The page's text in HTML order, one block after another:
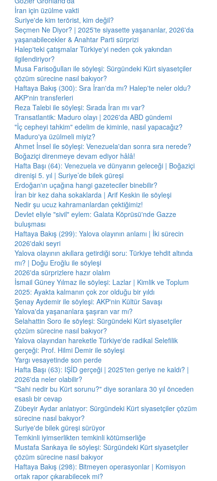
İran için üzülme vakti
Suriye'de kim terörist, kim değil?
Seçmen Ne Diyor? | 2025'te siyasette yaşananlar, 2026'da
yaşanabilecekler & Anahtar Parti sürprizi
Halep'teki çatışmalar Türkiye'yi neden çok yakından
ilgilendiriyor?
Musa Farisoğulları ile söyleşi: Sürgündeki Kürt siyasetçiler
çözüm sürecine nasıl bakıyor?
Haftaya Bakış (300): Sıra İran'da mı? Halep'te neler oldu?
AKP'nin transferleri
Reza Talebi ile söyleşi: Sırada İran mı var?
Transatlantik: Maduro olayı | 2026'da ABD gündemi
"İç cepheyi tahkim" edelim de kiminle, nasıl yapacağız?
Maduro'ya üzülmeli miyiz?
Ahmet İnsel ile söyleşi: Venezuela'dan sonra sıra nerede?
Boğaziçi direnmeye devam ediyor hâlâ!
Hafta Başı (64): Venezuela ve dünyanın geleceği | Boğaziçi
direnişi 5. yıl | Suriye’de bilek güreşi
Erdoğan'ın uçağına hangi gazeteciler binebilir?
İran bir kez daha sokaklarda | Arif Keskin ile söyleşi
Nedir şu ucuz kahramanlardan çektiğimiz!
Devlet eliyle "sivil" eylem: Galata Köprüsü'nde Gazze
buluşması
Haftaya Bakış (299): Yalova olayının anlamı | İki sürecin
2026'daki seyri
Yalova olayının akıllara getirdiği soru: Türkiye tehdit altında
mı? | Doğu Eroğlu ile söyleşi
2026'da sürprizlere hazır olalım
İsmail Güney Yılmaz ile söyleşi: Lazlar | Kimlik ve Toplum
2025: Ayakta kalmanın çok zor olduğu bir yıldı
Şenay Aydemir ile söyleşi: AKP'nin Kültür Savaşı
Yalova'da yaşananlara şaşıran var mı?
Selahattin Soro ile söyleşi: Sürgündeki Kürt siyasetçiler
çözüm sürecine nasıl bakıyor?
Yalova olayından hareketle Türkiye'de radikal Selefilik
gerçeği: Prof. Hilmi Demir ile söyleşi
Yargı vesayetinde son perde
Hafta Başı (63): IŞİD gerçeği | 2025'ten geriye ne kaldı? |
2026'da neler olabilir?
"Sahi nedir bu Kürt sorunu?" diye soranlara 30 yıl önceden
esaslı bir cevap
Zübeyir Aydar anlatıyor: Sürgündeki Kürt siyasetçiler çözüm
sürecine nasıl bakıyor?
Suriye'de bilek güreşi sürüyor
Temkinli iyimserlikten temkinli kötümserliğe
Mustafa Sarıkaya ile söyleşi: Sürgündeki Kürt siyasetçiler
çözüm sürecine nasıl bakıyor
Haftaya Bakış (298): Bitmeyen operasyonlar | Komisyon
ortak rapor çıkarabilecek mi?